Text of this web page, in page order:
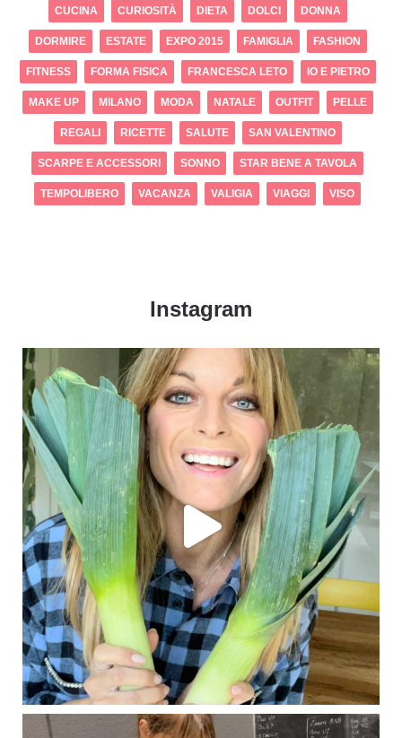
CUCINA CURIOSITÀ DIETA DOLCI DONNA
DORMIRE ESTATE EXPO 2015 FAMIGLIA FASHION
FITNESS FORMA FISICA FRANCESCA LETO IO E PIETRO
MAKE UP MILANO MODA NATALE OUTFIT PELLE
REGALI RICETTE SALUTE SAN VALENTINO
SCARPE E ACCESSORI SONNO STAR BENE A TAVOLA
TEMPOLIBERO VACANZA VALIGIA VIAGGI VISO
Instagram